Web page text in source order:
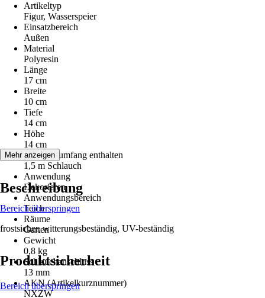
Artikeltyp
Figur, Wasserspeier
Einsatzbereich
Außen
Material
Polyresin
Länge
17 cm
Breite
10 cm
Tiefe
14 cm
Höhe
14 cm
Im Lieferumfang enthalten
1,5 m Schlauch
Anwendung
Dekorieren
Anwendungsbereich
Teich
Räume
Garten
Gewicht
0,8 kg
Schlauchanschluss
13 mm
AKN (Artikelkurznummer)
NXZW
Mehr anzeigen
Beschreibung
Bereich überspringen
frostsicher, witterungsbeständig, UV-beständig
Produktsicherheit
Bereich überspringen